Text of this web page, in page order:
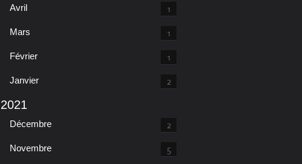
Avril 1
Mars 1
Février 1
Janvier 2
2021
Décembre 2
Novembre 5